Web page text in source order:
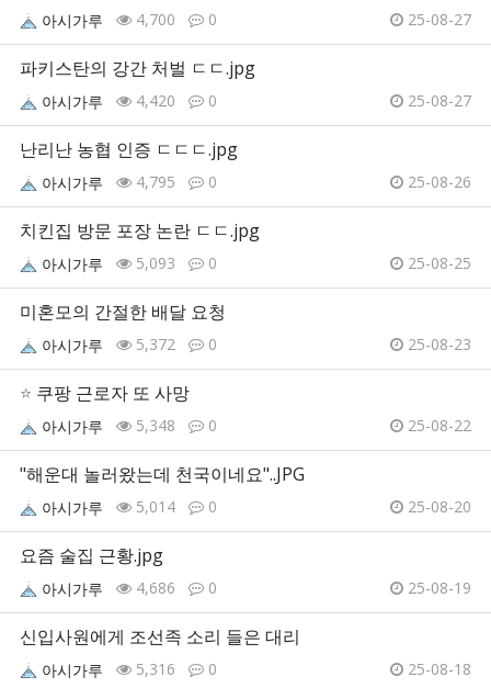
아시가루 4,700 0 25-08-27
파키스탄의 강간 처벌 ㄷㄷ.jpg
아시가루 4,420 0 25-08-27
난리난 농협 인증 ㄷㄷㄷ.jpg
아시가루 4,795 0 25-08-26
치킨집 방문 포장 논란 ㄷㄷ.jpg
아시가루 5,093 0 25-08-25
미혼모의 간절한 배달 요청
아시가루 5,372 0 25-08-23
⭐ 쿠팡 근로자 또 사망
아시가루 5,348 0 25-08-22
"해운대 놀러왔는데 천국이네요"..JPG
아시가루 5,014 0 25-08-20
요즘 술집 근황.jpg
아시가루 4,686 0 25-08-19
신입사원에게 조선족 소리 들은 대리
아시가루 5,316 0 25-08-18